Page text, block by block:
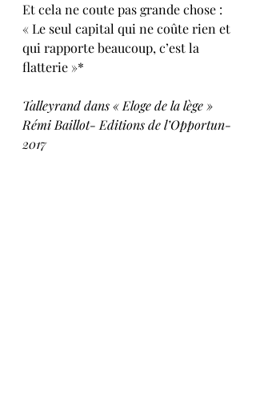
Et cela ne coute pas grande chose :
« Le seul capital qui ne coûte rien et
qui rapporte beaucoup, c’est la
flatterie »*
Talleyrand dans « Eloge de la lège »
Rémi Baillot- Editions de l’Opportun-
2017